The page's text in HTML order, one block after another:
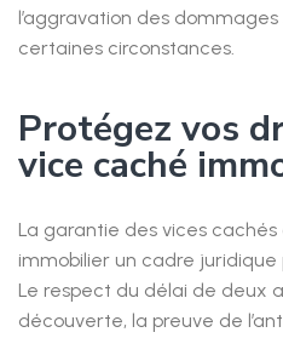
l’aggravation des
certaines circonstances.
Protégez vos
vice caché
La garantie des vices
immobilier un cadre
Le respect du délai de deux
découverte, la preuve de